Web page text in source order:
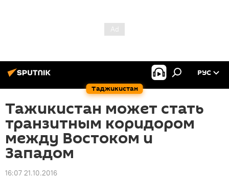
Таджикистан
РУС
Тажикистан может стать
транзитным коридором
между Востоком и
Западом
16:07 21.10.2016